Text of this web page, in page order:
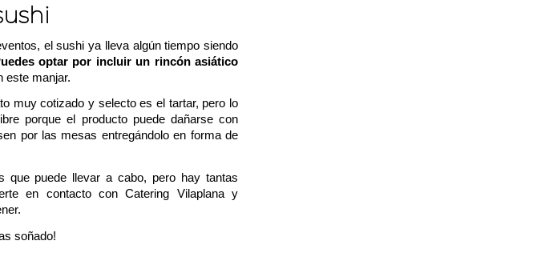
el sushi ya lleva algún tiempo siendo
optar por incluir un rincón asiático
este manjar.
muy cotizado y selecto es el tartar, pero lo
porque el producto puede dañarse con
por las mesas entregándolo en forma de
que puede llevar a cabo, pero hay tantas
en contacto con Catering Vilaplanay
soñado!